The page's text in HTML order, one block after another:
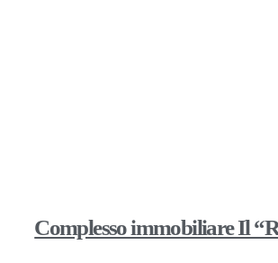
Complesso immobiliare Il